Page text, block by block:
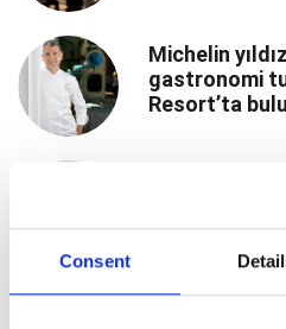
Consent
Michelin
gastronomi
Resort’ta
Doğayla İç
Akdeniz ve